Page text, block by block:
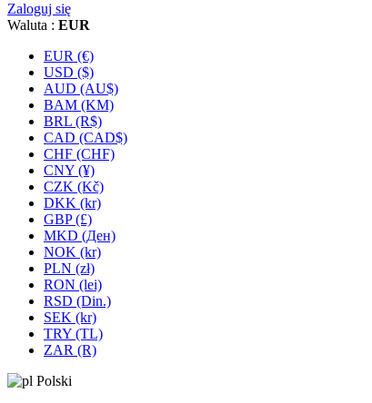
Zaloguj się
Waluta : EUR
EUR (€)
USD ($)
AUD (AU$)
BAM (KM)
BRL (R$)
CAD (CAD$)
CHF (CHF)
CNY (¥)
CZK (Kč)
DKK (kr)
GBP (£)
MKD (Ден)
NOK (kr)
PLN (zł)
RON (lei)
RSD (Din.)
SEK (kr)
TRY (TL)
ZAR (R)
Polski